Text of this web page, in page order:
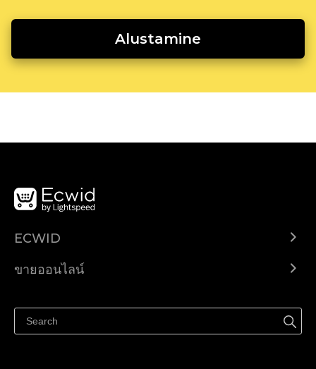
Alustamine
ECWID
ราคา
ขายออนไลน์
ขายบนเฟสบุ๊ค